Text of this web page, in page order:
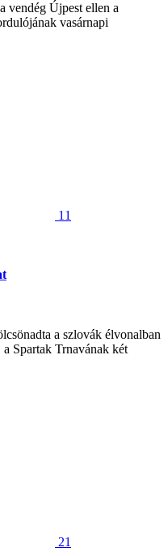
vendég Újpest ellen a
vasárnapi
11
a szlovák élvonalban
Spartak Trnavának két
21